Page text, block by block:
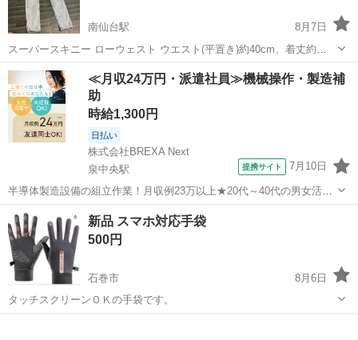
南仙台駅
8月7日
スーパースキニー ローウェスト ウエスト(平置き)約40cm、着丈約
93cm 股上約20cm、裾幅約13cm 目立った汚れなし ※対面せずのお渡
しになります。 →お渡し場所(取引が決定しましたらこちらの住所をお
知らせ致しま...
宮城 仙台市 南仙台駅 ボトムス
≪月収24万円・派遣社員≫機械操作・製造補
助
時給1,300円
日払い
株式会社BREXA Next
泉中央駅
提携サイト 7月10日
半導体製造設備の組立作業！月収例23万以上★20代～40代の男女活躍
中中！社会保険完備！送迎あり！◎マイカー通勤OK＆無料駐車場完
備！作業着無償貸与◎食堂利用可★《宮城県黒川郡大和町》 人気の工
場のお仕事 ◇半導体製造設備...
宮城 泉中央駅
新品 スマホ対応手袋
500円
石巻市
8月6日
タッチスクリーンＯＫの手袋です。